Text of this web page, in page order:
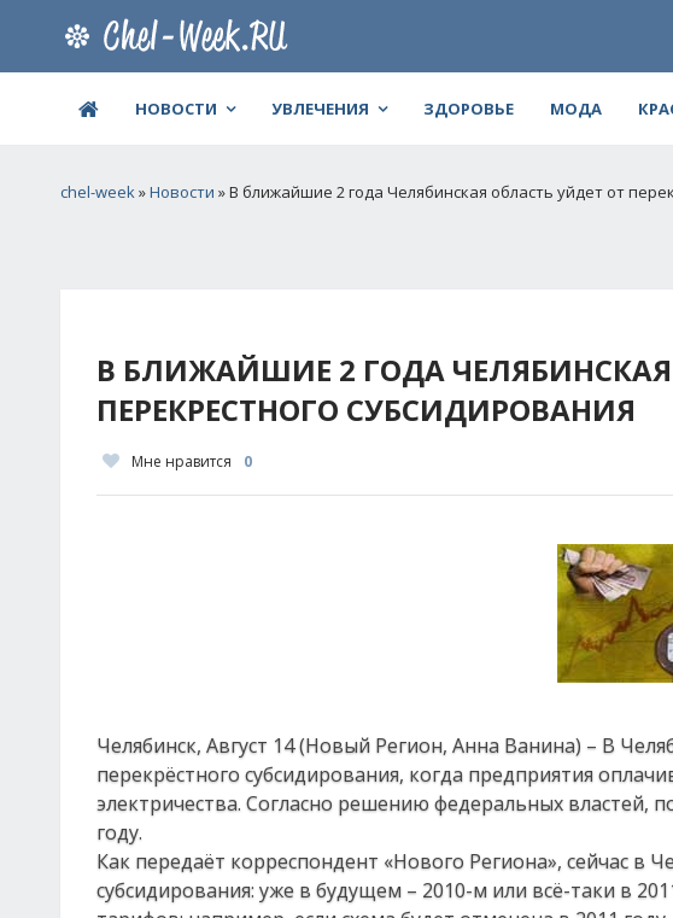
НОВОСТИ УВЛЕЧЕНИЯ ЗДОРОВЬЕ МОДА
chel-week»Новости » В ближайшие 2 года Челябинская область уйдет от
В БЛИЖАЙШИЕ 2 ГОДА
ПЕРЕКРЕСТНОГО СУБСИДИРОВАНИЯ
Мне нравится 0
Челябинск, Август 14 (Новый Регион, Анна Ванина) – В
перекрёстного субсидирования, когда предприятия
электричества. Согласно решению федеральных
году.
Как передаёт корреспондент «Нового Региона», сейчас в
субсидирования: уже в будущем – 2010-м или всё-таки в